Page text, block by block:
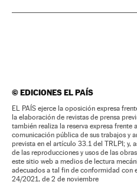
©EDICIONES EL PAÍS
EL PAÍS ejerce la oposición expresa
la elaboración de revistas de prensa
también realiza la reserva expresa
comunicación pública de sus trabajos y
prevista en el artículo 33.1 del TRLPI; y,
de las reproducciones y usos de las
este sitio web a medios de lectura
adecuados a tal fin de conformidad con
24/2021, de 2 de noviembre